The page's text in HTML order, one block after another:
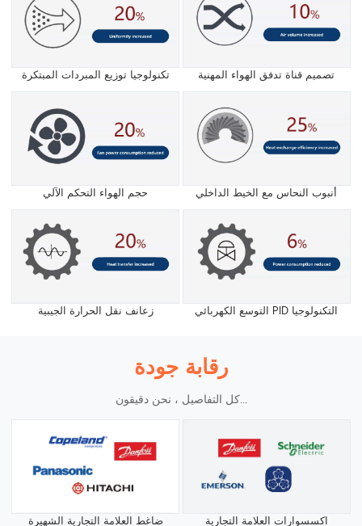
تكنولوجيا توزيع المبردات المبتكرة تصميم قناة تدفق الهواء المهنية
حجم الهواء التحكم الآلي أنبوب النحاس مع الخيط الداخلي
زعانف نقل الحرارة الجيبية التوسع الكهربائي PID التكنولوجيا
رقابة جودة
كل التفاصيل ، نحن دقيقون...
ضاغط العلامة التجارية الشهيرة
اكسسوارات العلامة التجارية